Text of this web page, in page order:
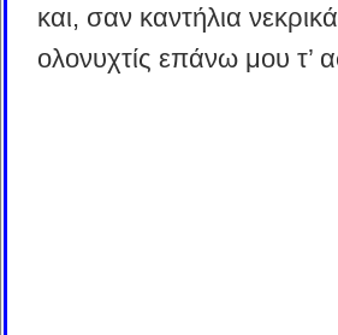
και, σαν καντήλια
ολονυχτίς επάνω μου τ’